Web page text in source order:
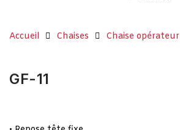
Accueil Chaises Chaise opérateur
GF-11